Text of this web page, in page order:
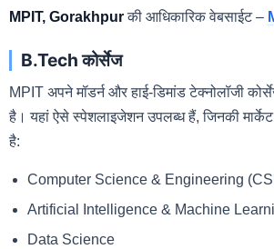
MPIT, Gorakhpurकी आधिकारिक वेबसाईट –
B.Tech कोर्सेज
MPIT अपने मॉडर्न और हाई-डिमांड टेक्नोलॉजी
है। यहां ऐसे स्पेशलाइजेशन उपलब्ध हैं, जिनकी
है:
Computer Science & Engineering
Artificial Intelligence & Machine
Data Science